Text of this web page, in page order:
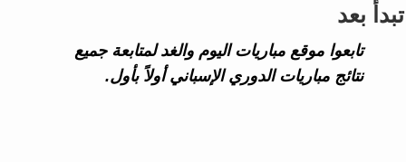
تبدأ بعد
تابعوا موقع مباريات اليوم والغد لمتابعة جميع
نتائج مباريات الدوري الإسباني أولاً بأول.